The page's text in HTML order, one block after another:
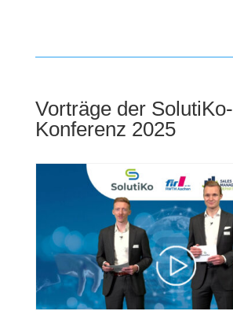
Vorträge der SolutiKo-
Konferenz 2025